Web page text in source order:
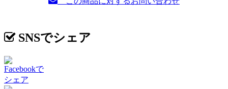
SNSでシェア
Facebookで
シェア